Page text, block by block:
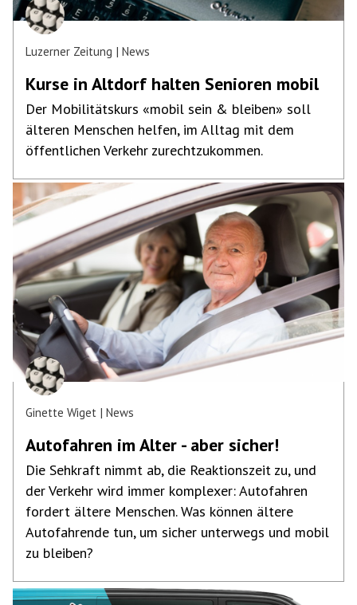
Luzerner Zeitung News
Kurse in Altdorf halten Senioren mobil
Der Mobilitätskurs «mobil sein & bleiben» soll
älteren Menschen helfen, im Alltag mit dem
öffentlichen Verkehr zurechtzukommen.
Ginette Wiget News
Autofahren im Alter - aber sicher!
Die Sehkraft nimmt ab, die Reaktionszeit zu, und
der Verkehr wird immer komplexer: Autofahren
fordert ältere Menschen. Was können ältere
Autofahrende tun, um sicher unterwegs und mobil
zu bleiben?